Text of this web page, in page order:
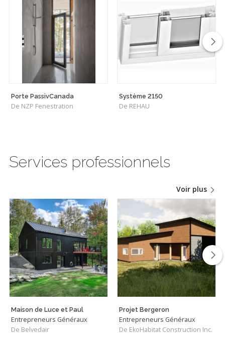
Porte PassivCanada
De NZP Fenestration
Système 2150
De REHAU
Services professionnels
Voir plus
Maison de Luce et Paul
Entrepreneurs Généraux
De Belvedair
Projet Bergeron
Entrepreneurs Généraux
De EkoHabitat Construction Inc.